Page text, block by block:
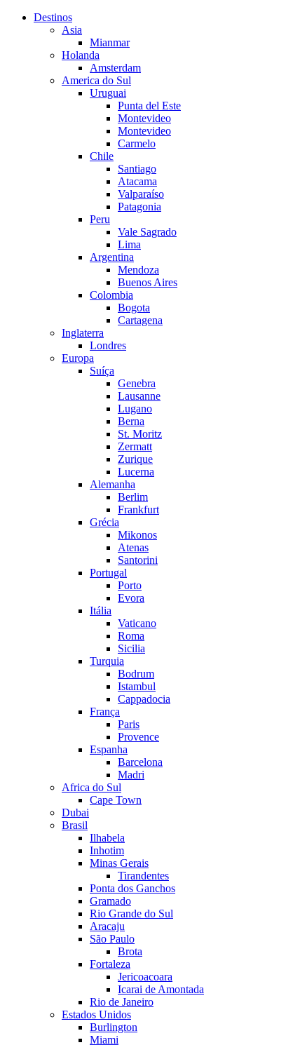
Destinos
Asia
Mianmar
Holanda
Amsterdam
America do Sul
Uruguai
Punta del Este
Montevideo
Montevideo
Carmelo
Chile
Santiago
Atacama
Valparaíso
Patagonia
Peru
Vale Sagrado
Lima
Argentina
Mendoza
Buenos Aires
Colombia
Bogota
Cartagena
Inglaterra
Londres
Europa
Suíça
Genebra
Lausanne
Lugano
Berna
St. Moritz
Zermatt
Zurique
Lucerna
Alemanha
Berlim
Frankfurt
Grécia
Mikonos
Atenas
Santorini
Portugal
Porto
Evora
Itália
Vaticano
Roma
Sicilia
Turquia
Bodrum
Istambul
Cappadocia
França
Paris
Provence
Espanha
Barcelona
Madri
Africa do Sul
Cape Town
Dubai
Brasil
Ilhabela
Inhotim
Minas Gerais
Tirandentes
Ponta dos Ganchos
Gramado
Rio Grande do Sul
Aracaju
São Paulo
Brota
Fortaleza
Jericoacoara
Icarai de Amontada
Rio de Janeiro
Estados Unidos
Burlington
Miami